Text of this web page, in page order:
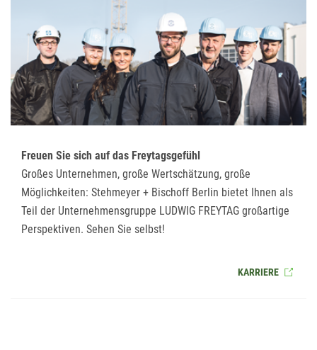
Freuen Sie sich auf das Freytagsgefühl
Großes Unternehmen, große Wertschätzung, große
Möglichkeiten: Stehmeyer + Bischoff Berlin bietet Ihnen als
Teil der Unternehmensgruppe LUDWIG FREYTAG großartige
Perspektiven. Sehen Sie selbst!
KARRIERE